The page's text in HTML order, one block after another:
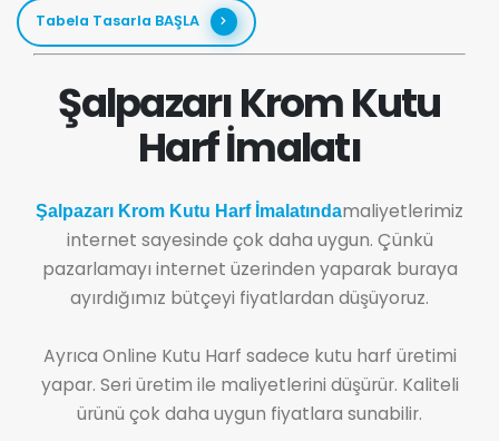
Tabela Tasarla BAŞLA
Şalpazarı Krom Kutu
Harf İmalatı
Şalpazarı Krom Kutu Harf İmalatındamaliyetlerimiz
internet sayesinde çok daha uygun. Çünkü
pazarlamayı internet üzerinden yaparak buraya
ayırdığımız bütçeyi fiyatlardan düşüyoruz.
Ayrıca Online Kutu Harf sadece kutu harf üretimi
yapar. Seri üretim ile maliyetlerini düşürür. Kaliteli
ürünü çok daha uygun fiyatlara sunabilir.